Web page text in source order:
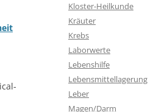
Kloster-Heilkunde
Kräuter
Krebs
Laborwerte
Lebenshilfe
Lebensmittellagerung
Leber
Magen/Darm